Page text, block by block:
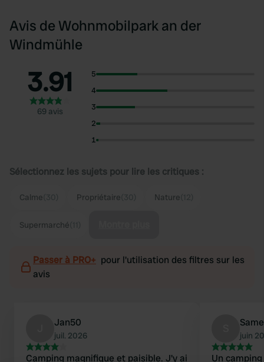
Avis de Wohnmobilpark an der
Windmühle
3.91
69 avis
5
4
3
2
1
Sélectionnez les sujets pour lire les critiques :
Calme Propriétaire Nature
Supermarché
Passer à PRO+ pour l'utilisation des filtres sur les
avis
Jan50
juil. 2026
Camping magnifique et paisible. J'y ai
juin
Un